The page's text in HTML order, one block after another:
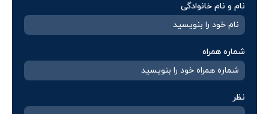
نام و نام خانوادگی
شماره همراه
نظر